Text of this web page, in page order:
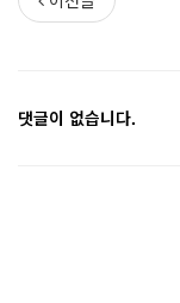
댓글이 없습니다.